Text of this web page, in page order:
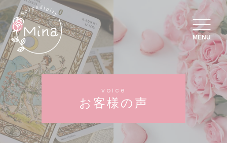
MENU
voice
お客様の声